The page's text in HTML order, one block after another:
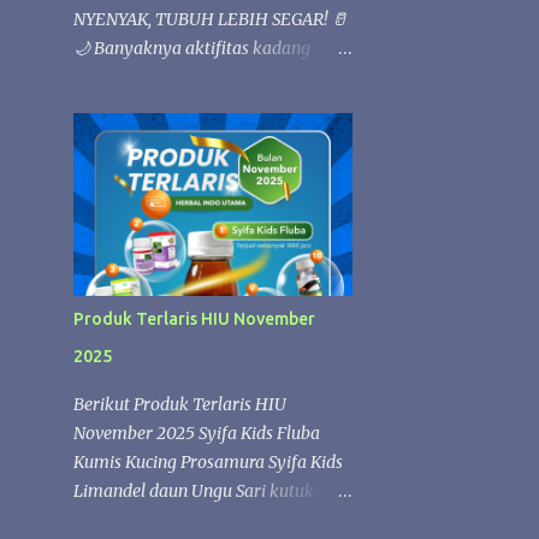
NYENYAK, TUBUH LEBIH SEGAR! 🥛
🌙 Banyaknya aktifitas kadang
untuk menjaga kesehatan tubuh.
Kandungan nutrisi alami dalam susu
kambing Etawafood dapat
membantu memenuhi kebutuhan
gizi harian, sehingga tubuh lebih
rileks dan nyaman saat beristirahat.
✨ Etawafood kaya akan nutrisi
dan kebugaran tubuh. Saat tubuh
mendapatkan asupan yang cukup,
proses pemulihan selama tidur
berlangsung lebih optimal sehingga
Anda dapat bangun dengan
Produk Terlaris HIU November
2025
Berikut Produk Terlaris HIU
November 2025 Syifa Kids Fluba
Kumis Kucing Prosamura Syifa Kids
Limandel daun Ungu Sari kutuk